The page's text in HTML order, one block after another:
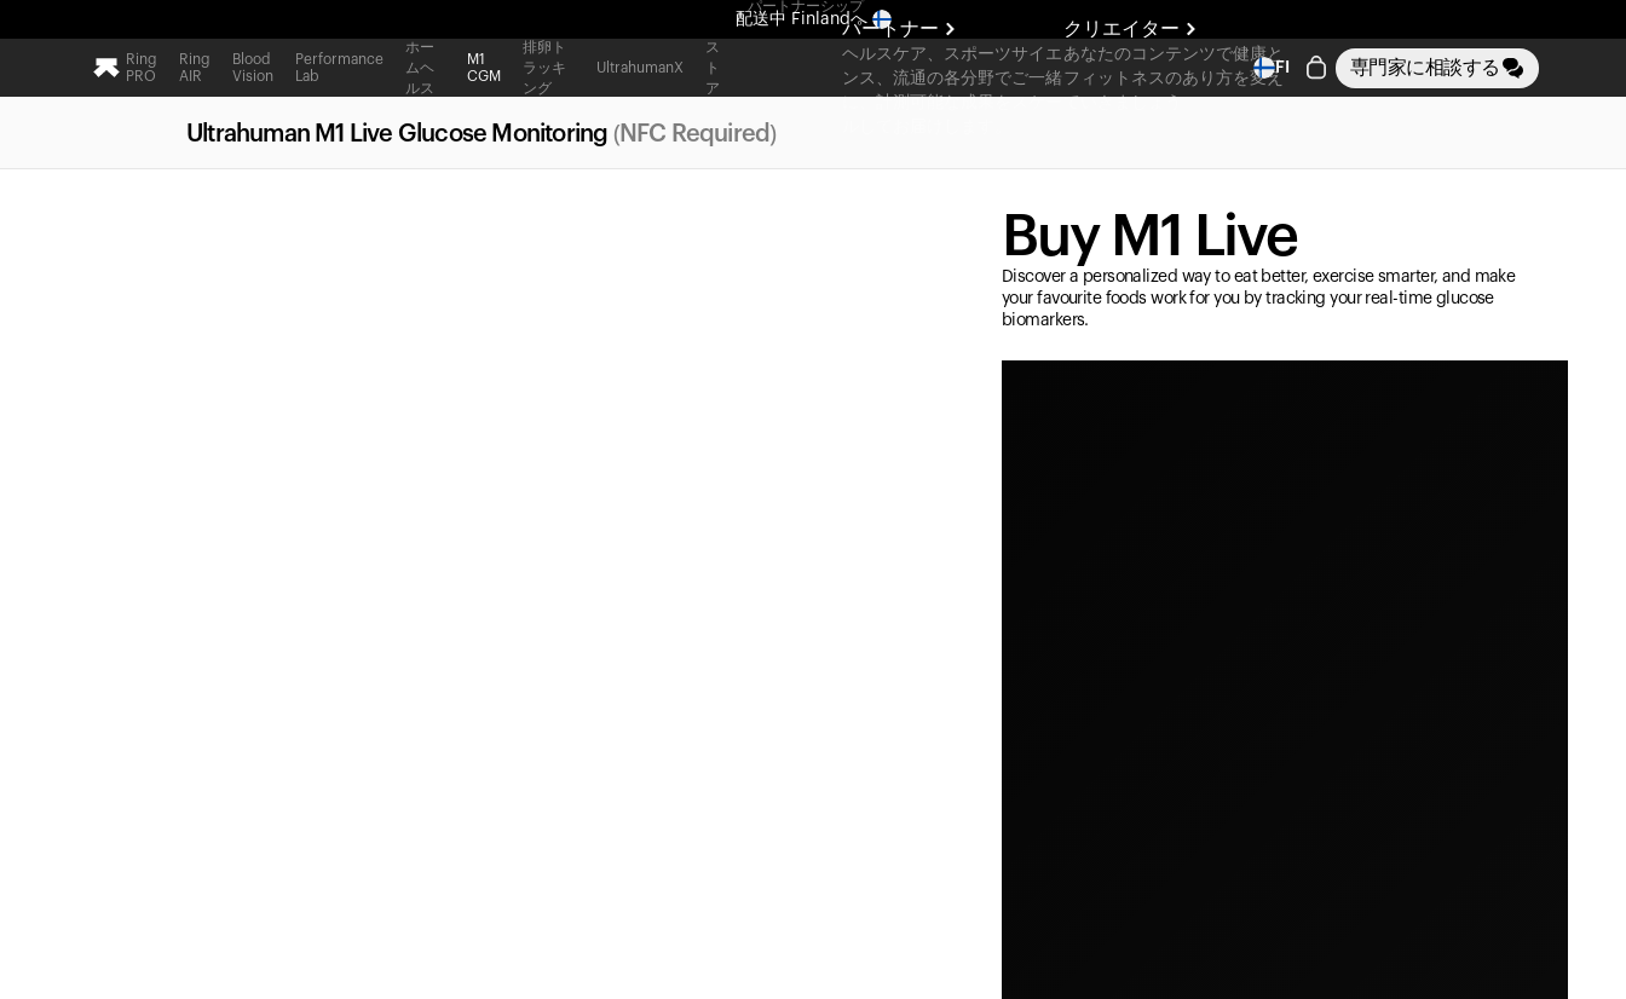
配送中 Finlandへ
まったく新しいUltrahuman体験。近日公開。
配送中 Finlandへ
Ring
PRO
Ring
AIR
Blood
Vision
Performance
Lab
ホー
ムヘ
ルス
M1
CGM
排卵ト
ラッキ
ング
UltrahumanX
ス
ト
ア
パートナーシップ
パートナー
ヘルスケア、スポーツサイエ
ンス、流通の各分野でご一緒
クリエイター
あなたのコンテンツで健康と
フィットネスのあり方を変え
FI 専門家に相談する
Ultrahuman M1 Live Glucose Monitoring (NFC Required)
Buy M1 Live
Discover a personalized way to eat better, exercise smarter, and make
your favourite foods work for you by tracking your real-time glucose
biomarkers.